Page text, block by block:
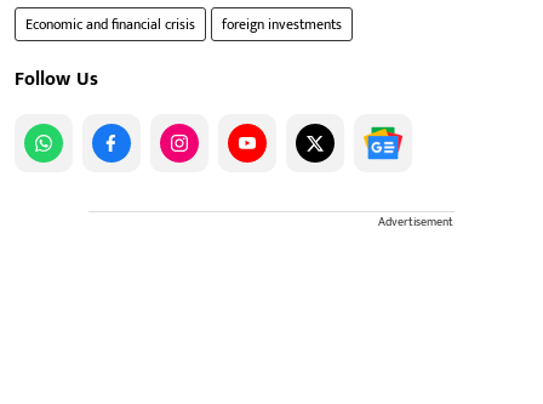
Economic and financial crisis foreign investments
Follow Us
Advertisement